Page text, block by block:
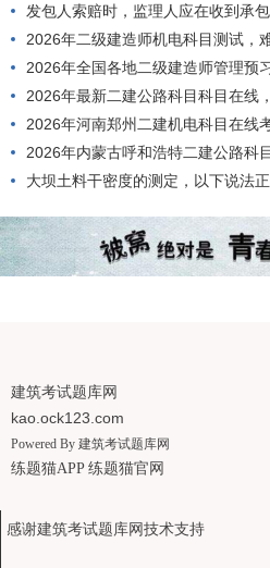
发包人索赔时，监理人应在收到承包人书面报告后的()天内
2026年二级建造师机电科目测试，
2026年全国各地二级建造师管理预
2026年最新二建公路科目科目在线
2026年河南郑州二建机电科目在线
2026年内蒙古呼和浩特二建公路科
大坝土料干密度的测定，以下说法正
建筑考试题库网
kao.ock123.com
Powered By 建筑考试题库网
练题猫APP 练题猫官网
感谢建筑考试题库网技术支持